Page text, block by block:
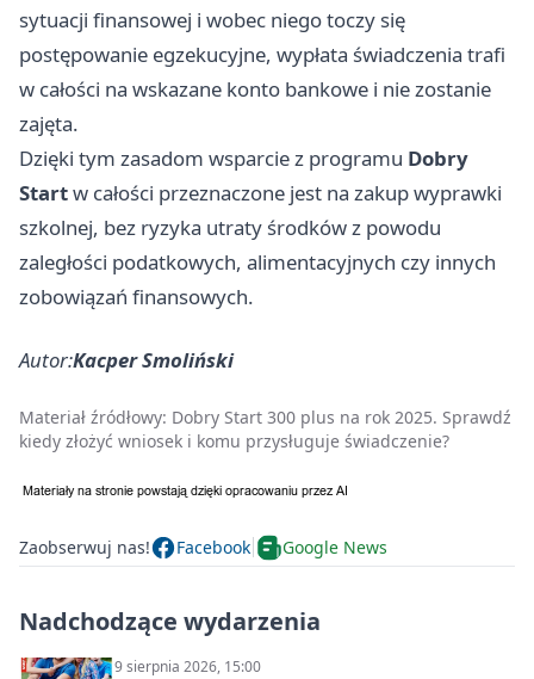
sytuacji finansowej i wobec niego toczy się
postępowanie egzekucyjne, wypłata świadczenia trafi
w całości na wskazane konto bankowe i nie zostanie
zajęta.
Dzięki tym zasadom wsparcie z programu Dobry
Startw całości przeznaczone jest na zakup wyprawki
szkolnej, bez ryzyka utraty środków z powodu
zaległości podatkowych, alimentacyjnych czy innych
zobowiązań finansowych.
Autor:Kacper Smoliński
Materiał źródłowy: Dobry Start 300 plus na rok 2025. Sprawdź
kiedy złożyć wniosek i komu przysługuje świadczenie?
Zaobserwuj nas! Facebook Google News
Nadchodzące wydarzenia
9 sierpnia 2026, 15:00